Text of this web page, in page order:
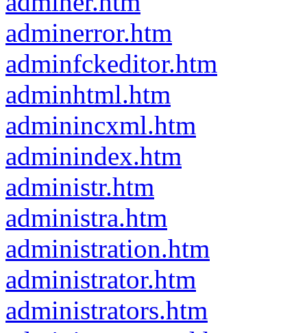
adminerror.htm
adminfckeditor.htm
adminhtml.htm
adminincxml.htm
adminindex.htm
administr.htm
administra.htm
administration.htm
administrator.htm
administrators.htm